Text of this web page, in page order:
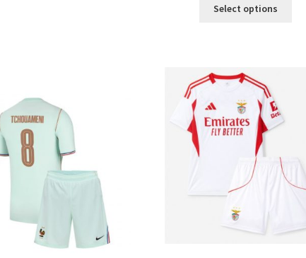
Select options